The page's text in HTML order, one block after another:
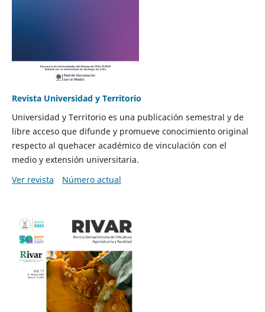
Revista Universidad y Territorio
Universidad y Territorio es una publicación semestral y de
libre acceso que difunde y promueve conocimiento original
respecto al quehacer académico de vinculación con el
medio y extensión universitaria.
Ver revista
Número actual